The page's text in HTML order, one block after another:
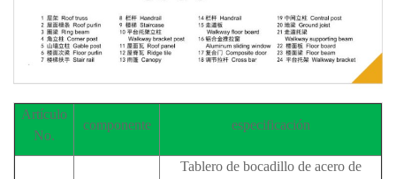
Artículo
No.
componente especificación
Tablero de bocadillo de acero de